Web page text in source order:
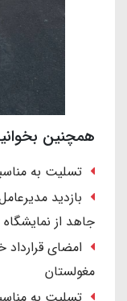
همچنین
تسلیت به
بازدید
جاهد از نمایشگاه
امضای
مغولستان